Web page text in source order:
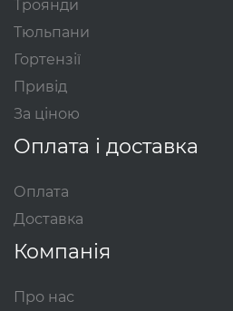
Троянди
Тюльпани
Гортензії
Привід
За ціною
Оплата і доставка
Оплата
Доставка
Компанія
Про нас